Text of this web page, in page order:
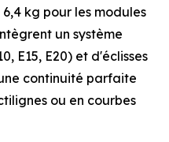
kg pour les modules
un système
E15, E20) et d'éclisses
continuité parfaite
ou en courbes